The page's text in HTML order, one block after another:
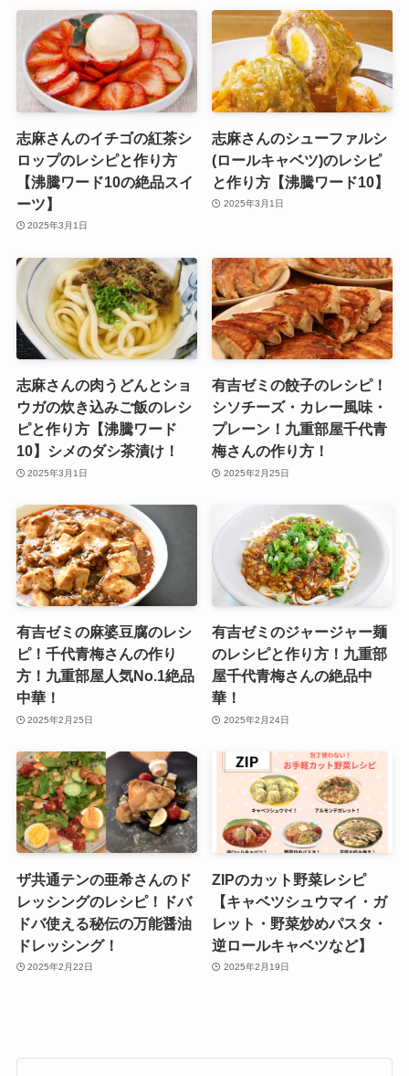
志麻さんのイチゴの紅茶シ
ロップのレシピと作り方
【沸騰ワード10の絶品スイ
ーツ】
2025年3月1日
志麻さんのシューファルシ
(ロールキャベツ)のレシピ
と作り方【沸騰ワード10】
2025年3月1日
志麻さんの肉うどんとショ
ウガの炊き込みご飯のレシ
ピと作り方【沸騰ワード
10】シメのダシ茶漬け！
2025年3月1日
有吉ゼミの餃子のレシピ！
シソチーズ・カレー風味・
プレーン！九重部屋千代青
梅さんの作り方！
2025年2月25日
有吉ゼミの麻婆豆腐のレシ
ピ！千代青梅さんの作り
方！九重部屋人気No.1絶品
中華！
2025年2月25日
有吉ゼミのジャージャー麺
のレシピと作り方！九重部
屋千代青梅さんの絶品中
華！
2025年2月24日
ザ共通テンの亜希さんのド
レッシングのレシピ！ドバ
ドバ使える秘伝の万能醤油
ドレッシング！
2025年2月22日
ZIPのカット野菜レシピ
【キャベツシュウマイ・ガ
レット・野菜炒めパスタ・
逆ロールキャベツなど】
2025年2月19日